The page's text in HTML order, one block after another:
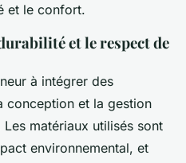
et le confort.
et le respect de
à intégrer des
conception et la gestion
matériaux utilisés sont
environnemental, et